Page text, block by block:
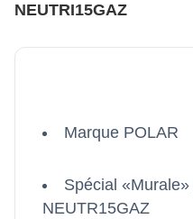
NEUTRI15GAZ
Marque POLAR
Spécial
NEUTR15GAZ